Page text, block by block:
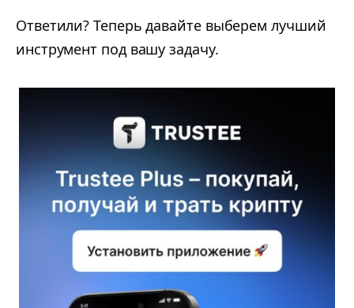
Ответили? Теперь давайте выберем лучший
инструмент под вашу задачу.